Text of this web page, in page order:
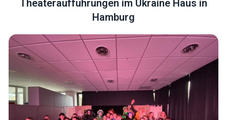
Theateraufführungen im Ukraine Haus in
Hamburg
Necessary
These
cookies are
not optional.
They are
needed for
the website
to function.